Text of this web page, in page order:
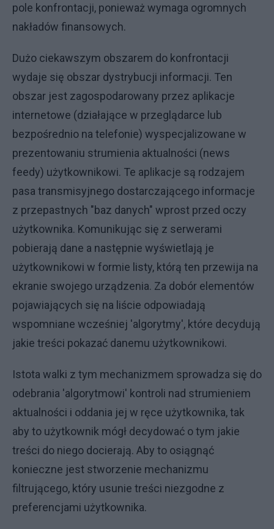
pole konfrontacji, ponieważ wymaga ogromnych
nakładów finansowych.
Dużo ciekawszym obszarem do konfrontacji
wydaje się obszar dystrybucji informacji. Ten
obszar jest zagospodarowany przez aplikacje
internetowe (działające w przeglądarce lub
bezpośrednio na telefonie) wyspecjalizowane w
prezentowaniu strumienia aktualności (news
feedy) użytkownikowi. Te aplikacje są rodzajem
pasa transmisyjnego dostarczającego informacje
z przepastnych "baz danych" wprost przed oczy
użytkownika. Komunikując się z serwerami
pobierają dane a następnie wyświetlają je
użytkownikowi w formie listy, którą ten przewija na
ekranie swojego urządzenia. Za dobór elementów
pojawiających się na liście odpowiadają
wspomniane wcześniej 'algorytmy', które decydują
jakie treści pokazać danemu użytkownikowi.
Istota walki z tym mechanizmem sprowadza się do
odebrania 'algorytmowi' kontroli nad strumieniem
aktualności i oddania jej w ręce użytkownika, tak
aby to użytkownik mógł decydować o tym jakie
treści do niego docierają. Aby to osiągnąć
konieczne jest stworzenie mechanizmu
filtrującego, który usunie treści niezgodne z
preferencjami użytkownika.